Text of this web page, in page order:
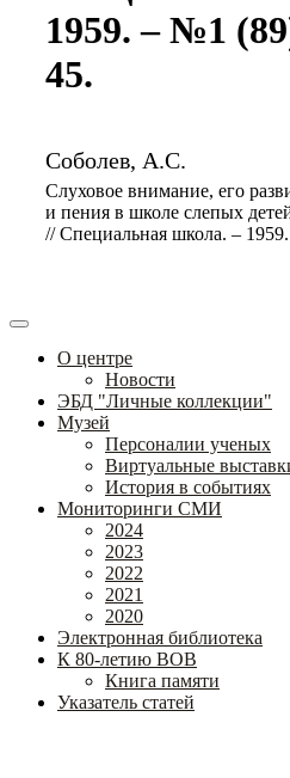
1959. – №1
45.
Соболев, А.С.
Слуховое внимание, его
и пения в школе слепых
// Специальная школа. –
О центре
Новости
ЭБД "Личные коллекции"
Музей
Персоналии ученых
Виртуальные
История в событиях
Мониторинги СМИ
2024
2023
2022
2021
2020
Электронная библиотека
К 80-летию ВОВ
Книга памяти
Указатель статей